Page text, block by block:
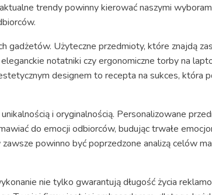
trendy powinny kierować naszymi
gadżetów. Użyteczne przedmioty, które znajdą
notatniki czy ergonomiczne torby na
designem to recepta na sukces, która
i oryginalnością. Personalizowane
do emocji odbiorców, budując trwałe
powinno być poprzedzone analizą celów
nie tylko gwarantują długość życia